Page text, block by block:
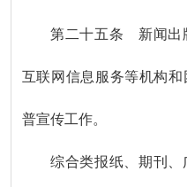
第二十五条 新闻出
互联网信息服务等机构
普宣传工作。
综合类报纸、期刊